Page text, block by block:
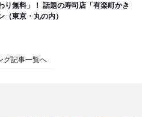
り無料」！ 話題の寿司店「有楽町かき
東京・丸の内）
グ記事一覧へ